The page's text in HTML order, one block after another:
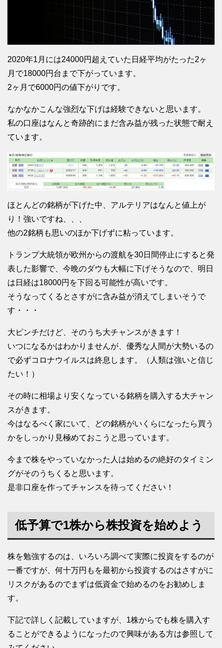
2020年1月には24000円超えていた日経平均がたった2ヶ
月で18000円台まで下がっています。
2ヶ月で6000円の値下がりです。
なかなかこんな強烈な下げは経験できないと思います。
私の口座はなんと奇跡的にまだ含み益が残った状態で耐え
ています。
ほとんどの銘柄が下げた中、アルテリアはなんと値上が
り！強いですね、、、
他の2銘柄も思いのほか下げずに粘っています。
トランプ大統領が欧州からの渡航を30日間停止にすると発
表した影響で、今晩のダウも大幅に下げそうなので、明日
は日経は18000円を下回る可能性が高いです。
そうなってくるとさすがに含み益が消えてしまいそうで
す・・・
大ピンチだけど、そのうち大チャンスがきます！
いつになるかはわかりませんが、優秀な人間が大勢いるの
で必ずコロナウイルスは終息します。（人類は強いと信じ
たい！）
その時に相場より安くなっている銘柄を購入する大チャン
スがきます。
今はなるべく家にいて、どの銘柄がいくらになったら買う
かをしっかり見極めておこうと思っています。
今まで株をやっていなかった人は始めるの絶好のタイミン
グがそのうちくると思います。
是非口座を作ってチャンスを待ってください！
低予算で1株から株投資を始めよう
株を勉強するのは、いろいろ調べて実際に投資をするのが
一番ですが、何十万円もを最初から投資するのはさすがに
リスクがあるのでまずは低資金で始めるのをお勧めしま
す。
下記で詳しく記載していますが、1株からでも株を購入す
ることができるようになったので興味がある方は参照して